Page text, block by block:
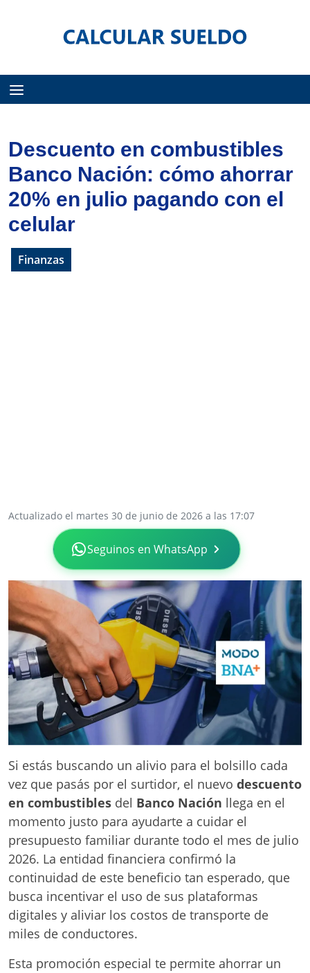
Descuento en combustibles
Banco Nación: cómo ahorrar
20% en julio pagando con el
celular
Finanzas
Actualizado el martes 30 de junio de 2026 a las 17:07
Seguinos en WhatsApp
Si estás buscando un alivio para el bolsillo cada
vez que pasás por el surtidor, el nuevo descuento
en combustibles del Banco Nación llega en el
momento justo para ayudarte a cuidar el
presupuesto familiar durante todo el mes de julio
2026. La entidad financiera confirmó la
continuidad de este beneficio tan esperado, que
busca incentivar el uso de sus plataformas
digitales y aliviar los costos de transporte de
miles de conductores.
Esta promoción especial te permite ahorrar un